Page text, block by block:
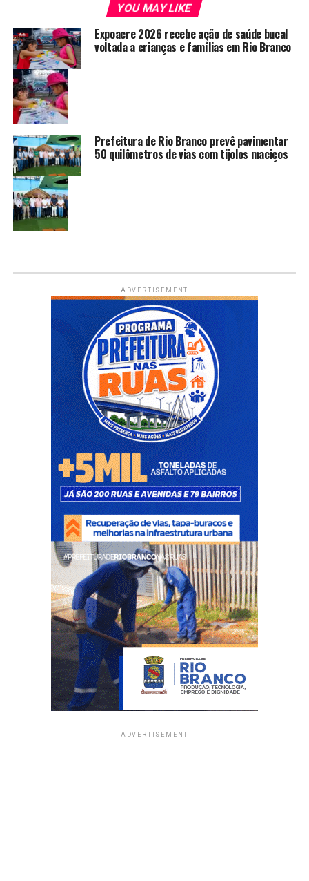
YOU MAY LIKE
Expoacre 2026 recebe ação de saúde bucal
voltada a crianças e famílias em Rio Branco
Prefeitura de Rio Branco prevê pavimentar
50 quilômetros de vias com tijolos maciços
ADVERTISEMENT
ADVERTISEMENT